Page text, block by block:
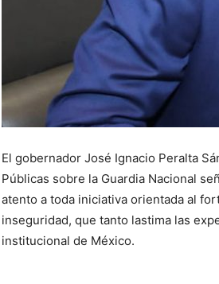
El gobernador José Ignacio Peralta
Públicas sobre la Guardia Nacional
atento a toda iniciativa orientada al
inseguridad, que tanto lastima las
institucional de México.